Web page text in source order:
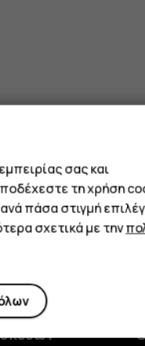
σας και
τη χρήση
πάσα στιγμή
σχετικά με την